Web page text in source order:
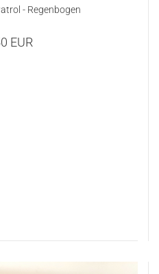
- Regenbogen
EUR